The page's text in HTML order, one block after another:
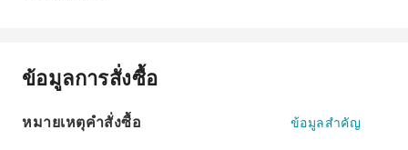
ข้อมูลการสั่งซื้อ
หมายเหตุคำสั่งซื้อ ข้อมูลสำคัญ